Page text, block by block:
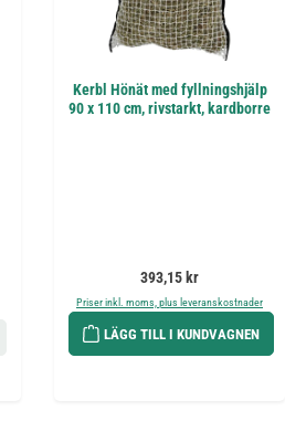
Kerbl Hönät med fyllningshjälp
90 x 110 cm, rivstarkt, kardborre
Ordinarie pris:
393,15 kr
Priser inkl. moms, plus leveranskostnader
LÄGG TILL I KUNDVAGNEN